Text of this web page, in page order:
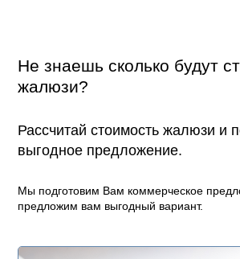
Рассчитай стоимость жалюзи и
выгодное предложение.
Не знаешь сколько будут
жалюзи?
Мы подготовим Вам коммерческое
предложим вам выгодный вариант.